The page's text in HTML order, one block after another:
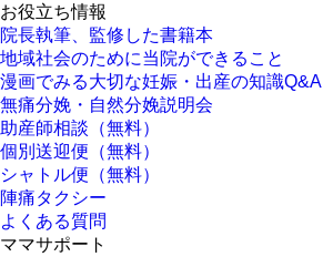
お役立ち情報
院長執筆、監修した書籍本
地域社会のために当院ができること
漫画でみる大切な妊娠・出産の知識Q&A
無痛分娩・自然分娩説明会
助産師相談（無料）
個別送迎便（無料）
シャトル便（無料）
陣痛タクシー
よくある質問
ママサポート